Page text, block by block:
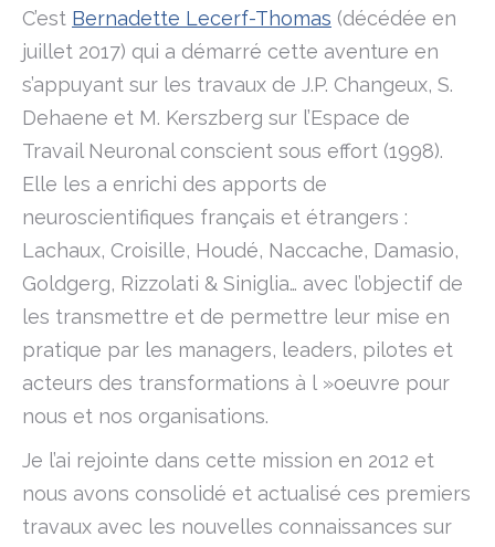
C’est Bernadette Lecerf-Thomas (décédée en
juillet 2017) qui a démarré cette aventure en
s’appuyant sur les travaux de J.P. Changeux, S.
Dehaene et M. Kerszberg sur l’Espace de
Travail Neuronal conscient sous effort (1998).
Elle les a enrichi des apports de
neuroscientifiques français et étrangers :
Lachaux, Croisille, Houdé, Naccache, Damasio,
Goldgerg, Rizzolati & Siniglia… avec l’objectif de
les transmettre et de permettre leur mise en
pratique par les managers, leaders, pilotes et
acteurs des transformations à l »oeuvre pour
nous et nos organisations.
Je l’ai rejointe dans cette mission en 2012 et
nous avons consolidé et actualisé ces premiers
travaux avec les nouvelles connaissances sur